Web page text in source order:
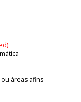
áreas afins